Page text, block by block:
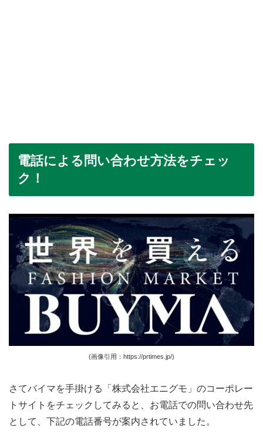
電話による問い合わせ方法をチェッ
ク！
(画像引用：https://prtimes.jp/)
さてバイマを手掛ける「株式会社エニグモ」のコーポレー
トサイトをチェックしてみると、お電話での問い合わせ先
として、下記の電話番号が案内されていました。